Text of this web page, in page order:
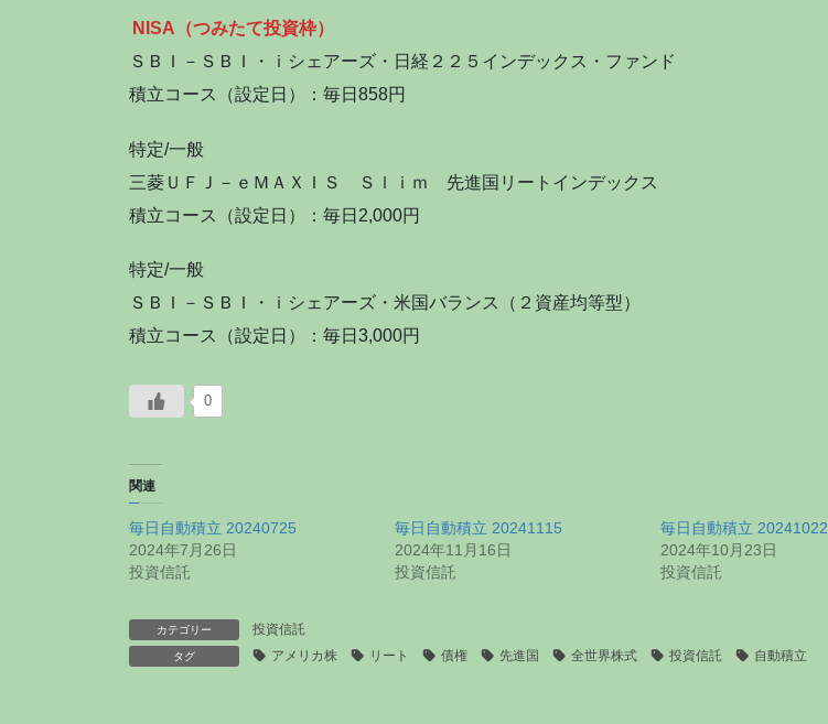
NISA（つみたて投資枠）
ＳＢＩ－ＳＢＩ・ｉシェアーズ・日経２２５インデックス・ファンド
積立コース（設定日）：毎日858円
特定/一般
三菱ＵＦＪ－ｅＭＡＸＩＳ Ｓｌｉｍ 先進国リートインデックス
積立コース（設定日）：毎日2,000円
特定/一般
ＳＢＩ－ＳＢＩ・ｉシェアーズ・米国バランス（２資産均等型）
積立コース（設定日）：毎日3,000円
0
関連
毎日自動積立 20240725
2024年7月26日
投資信託
毎日自動積立 20241115
2024年11月16日
投資信託
毎日自動積立 20241022
2024年10月23日
投資信託
カテゴリー 投資信託
タグ アメリカ株 リート 債権 先進国 全世界株式 投資信託 自動積立